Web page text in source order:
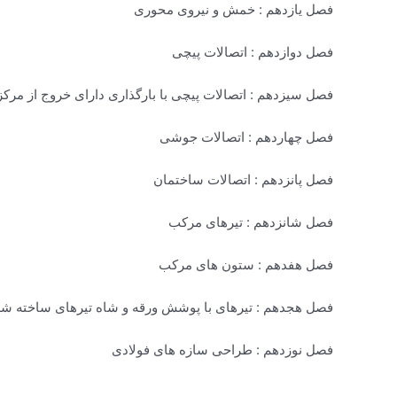
فصل یازدهم : خمش و نیروی محوری
فصل دوازدهم : اتصالات پیچی
فصل سیزدهم : اتصالات پیچی با بارگذاری دارای خروج از
فصل چهاردهم : اتصالات جوشی
فصل پانزدهم : اتصالات ساختمان
فصل شانزدهم : تیرهای مرکب
فصل هفدهم : ستون های مرکب
فصل هجدهم : تیرهای با پوشش ورقه و شاه تیرهای ساخته
فصل نوزدهم : طراحی سازه های فولادی